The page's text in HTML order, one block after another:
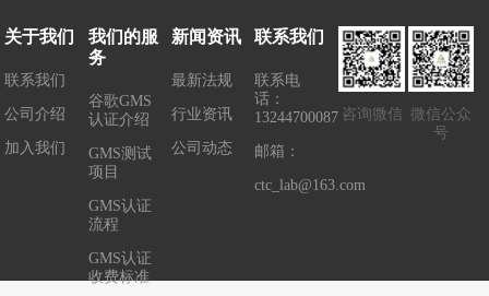
关于我们
联系我们
公司介绍
加入我们
我们的服
务
谷歌GMS
认证介绍
GMS测试
项目
GMS认证
流程
GMS认证
收费标准
新闻资讯
最新法规
行业资讯
公司动态
联系我们
联系电
话：
13244700087
邮箱：
ctc_lab@163.com
咨询微信 微信公众
号